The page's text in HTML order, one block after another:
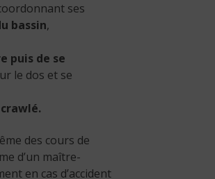
ses
bassin,
puis de se
le dos et se
des cours de
d’un maître-
en cas d’accident